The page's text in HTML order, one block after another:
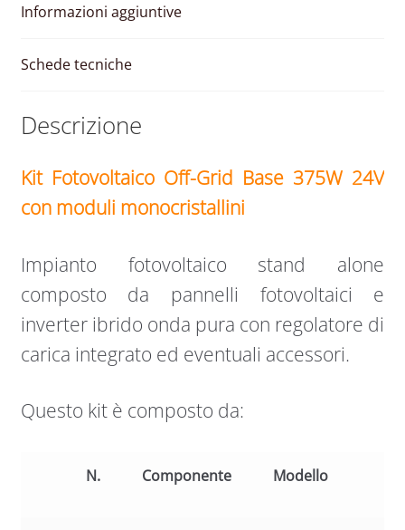
Informazioni aggiuntive
Schede tecniche
Descrizione
Kit Fotovoltaico Off-Grid Base 375W 24V
con moduli monocristallini
Impianto fotovoltaico stand alone
composto da pannelli fotovoltaici e
inverter ibrido onda pura con regolatore di
carica integrato ed eventuali accessori.
Questo kit è composto da:
N. Componente Modello